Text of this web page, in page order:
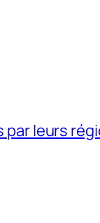
par leurs